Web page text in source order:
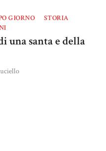
GIORNO
STORIA
una santa e della